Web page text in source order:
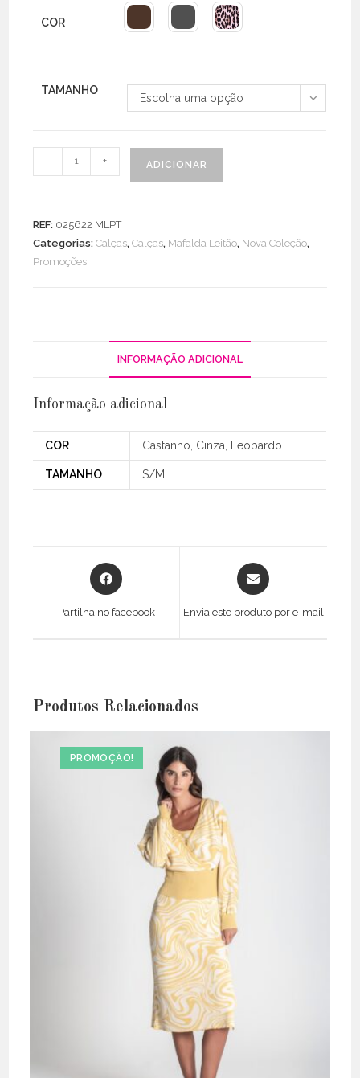
COR
TAMANHO
Escolha uma opção
Quantidade
de
- + ADICIONAR
REF: 025622 MLPT
Categorias:Calças,Calças, Mafalda Leitão, Nova Coleção,
Promoções
INFORMAÇÃO ADICIONAL
Informação adicional
COR Castanho, Cinza, Leopardo
TAMANHO S/M
Opens
in
Partilha no facebook
Opens
in
Envia este produto por e-mail
Produtos Relacionados
PROMOÇÃO!